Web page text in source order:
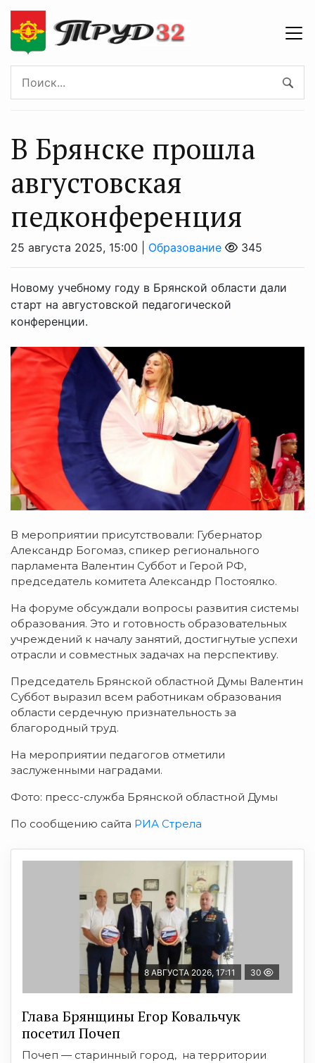
В Брянске прошла
августовская
педконференция
25 августа 2025, 15:00 | Образование 345
Новому учебному году в Брянской области дали
старт на августовской педагогической
конференции.
В мероприятии присутствовали: Губернатор
Александр Богомаз, спикер регионального
парламента Валентин Суббот и Герой РФ,
председатель комитета Александр Постоялко.
На форуме обсуждали вопросы развития системы
образования. Это и готовность образовательных
учреждений к началу занятий, достигнутые успехи
отрасли и совместных задачах на перспективу.
Председатель Брянской областной Думы Валентин
Суббот выразил всем работникам образования
области сердечную признательность за
благородный труд.
На мероприятии педагогов отметили
заслуженными наградами.
Фото: пресс-служба Брянской областной Думы
По сообщению сайта РИА Стрела
8 АВГУСТА 2026, 17:11 30
Глава Брянщины Егор Ковальчук
посетил Почеп
Почеп — старинный город, на территории